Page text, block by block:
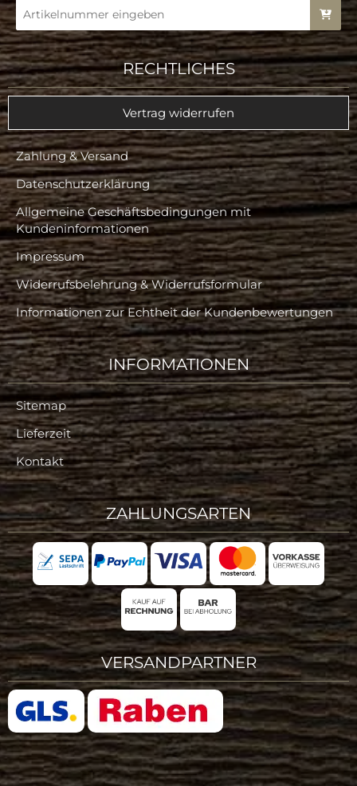
RECHTLICHES
Vertrag widerrufen
Zahlung & Versand
Datenschutzerklärung
Allgemeine Geschäftsbedingungen mit
Kundeninformationen
Impressum
Widerrufsbelehrung & Widerrufsformular
Informationen zur Echtheit der Kundenbewertungen
INFORMATIONEN
Sitemap
Lieferzeit
Kontakt
ZAHLUNGSARTEN
VERSANDPARTNER